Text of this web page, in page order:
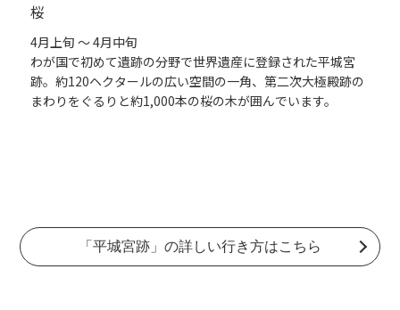
桜
4月上旬 ～ 4月中旬
わが国で初めて遺跡の分野で世界遺産に登録された平城宮
跡。約120ヘクタールの広い空間の一角、第二次大極殿跡の
まわりをぐるりと約1,000本の桜の木が囲んでいます。
「平城宮跡」の詳しい行き方はこちら